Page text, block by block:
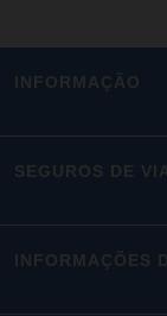
INFORMAÇÃO
SEGUROS DE
INFORMAÇÕES